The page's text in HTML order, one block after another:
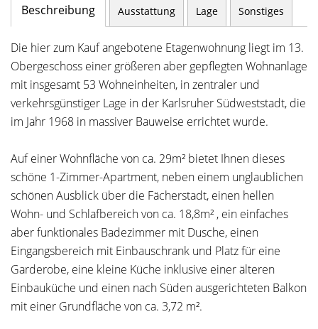
Beschreibung Ausstattung Lage Sonstiges
Die hier zum Kauf angebotene Etagenwohnung liegt im 13.
Obergeschoss einer größeren aber gepflegten Wohnanlage
mit insgesamt 53 Wohneinheiten, in zentraler und
verkehrsgünstiger Lage in der Karlsruher Südweststadt, die
im Jahr 1968 in massiver Bauweise errichtet wurde.
Auf einer Wohnfläche von ca. 29m² bietet Ihnen dieses
schöne 1-Zimmer-Apartment, neben einem unglaublichen
schönen Ausblick über die Fächerstadt, einen hellen
Wohn- und Schlafbereich von ca. 18,8m² , ein einfaches
aber funktionales Badezimmer mit Dusche, einen
Eingangsbereich mit Einbauschrank und Platz für eine
Garderobe, eine kleine Küche inklusive einer älteren
Einbauküche und einen nach Süden ausgerichteten Balkon
mit einer Grundfläche von ca. 3,72 m².